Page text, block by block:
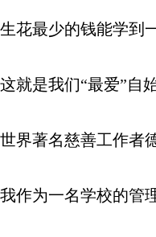
生花最少的钱能学到
这就是我们“最爱”自
世界著名慈善工作者
我作为一名学校的管